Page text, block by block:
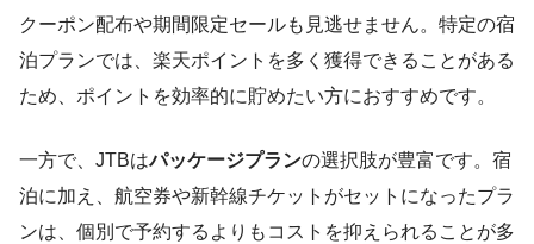
クーポン配布や期間限定セールも見逃せません。特定の宿
泊プランでは、楽天ポイントを多く獲得できることがある
ため、ポイントを効率的に貯めたい方におすすめです。
一方で、JTBはパッケージプランの選択肢が豊富です。宿
泊に加え、航空券や新幹線チケットがセットになったプラ
ンは、個別で予約するよりもコストを抑えられることが多